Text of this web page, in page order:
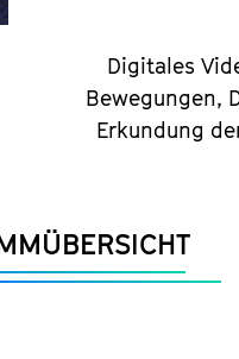
Digitales
Bewegungen,
Erkundung